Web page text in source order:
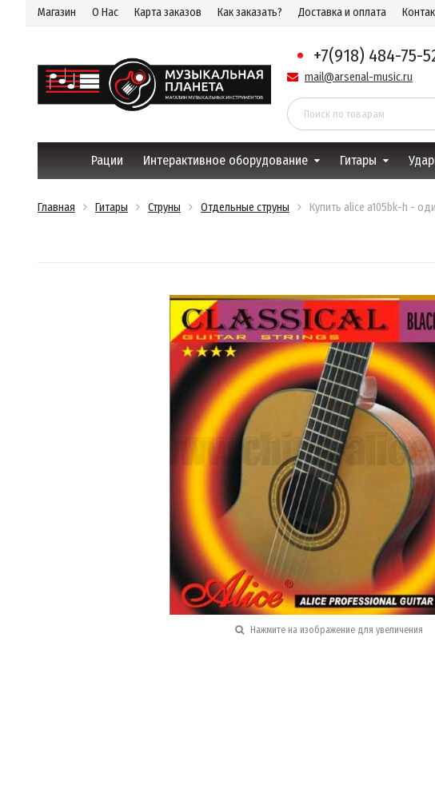
Магазин О Нас Карта заказов Как заказать? Доставка и оплата
+7(918) 484-75-
mail@arsenal-music.ru
Рации Интерактивное оборудование Гитары
Главная Гитары Струны Отдельные струны Купить alice a105bk-h -
Нажмите на изображение для увеличения